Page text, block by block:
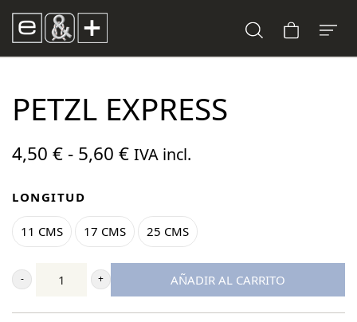
PETZL EXPRESS
4,50 €- 5,60 €Rango
desde
4,50 €
hasta
5,60 €
IVA incl.
LONGITUD
11 CMS 17 CMS 25 CMS
Petzl
Express
AÑADIR AL CARRITO